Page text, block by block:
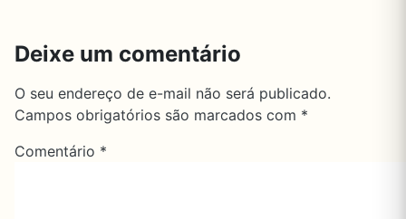
Deixe um comentário
O seu endereço de e-mail não será publicado.
Campos obrigatórios são marcados com *
Comentário *